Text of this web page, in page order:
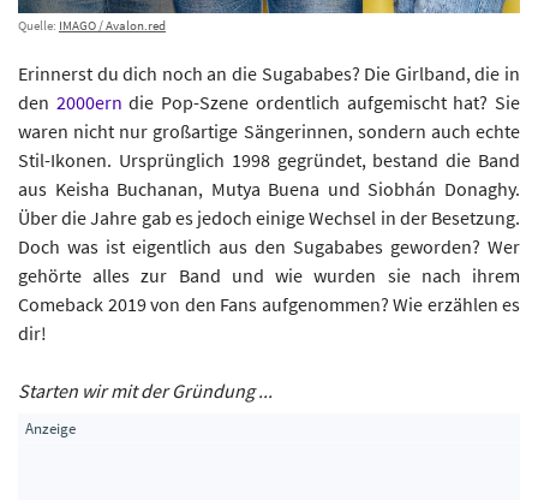
Quelle: IMAGO / Avalon.red
Erinnerst du dich noch an die Sugababes? Die Girlband, die in
den 2000erndie Pop-Szene ordentlich aufgemischt hat? Sie
waren nicht nur großartige Sängerinnen, sondern auch echte
Stil-Ikonen. Ursprünglich 1998 gegründet, bestand die Band
aus Keisha Buchanan, Mutya Buena und Siobhán Donaghy.
Über die Jahre gab es jedoch einige Wechsel in der Besetzung.
Doch was ist eigentlich aus den Sugababes geworden? Wer
gehörte alles zur Band und wie wurden sie nach ihrem
Comeback 2019 von den Fans aufgenommen? Wie erzählen es
dir!
Starten wir mit der Gründung ...